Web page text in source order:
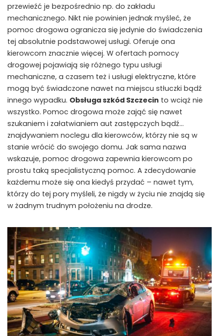
przewieźć je bezpośrednio np. do zakładu
mechanicznego. Nikt nie powinien jednak myśleć, że
pomoc drogowa ogranicza się jedynie do świadczenia
tej absolutnie podstawowej usługi. Oferuje ona
kierowcom znacznie więcej. W ofertach pomocy
drogowej pojawiają się różnego typu usługi
mechaniczne, a czasem też i usługi elektryczne, które
mogą być świadczone nawet na miejscu stłuczki bądź
innego wypadku. Obsługa szkód Szczecin to wciąż nie
wszystko. Pomoc drogowa może zająć się nawet
szukaniem i załatwianiem aut zastępczych bądź…
znajdywaniem noclegu dla kierowców, którzy nie są w
stanie wrócić do swojego domu. Jak sama nazwa
wskazuje, pomoc drogowa zapewnia kierowcom po
prostu taką specjalistyczną pomoc. A zdecydowanie
każdemu może się ona kiedyś przydać – nawet tym,
którzy do tej pory myśleli, że nigdy w życiu nie znajdą się
w żadnym trudnym położeniu na drodze.